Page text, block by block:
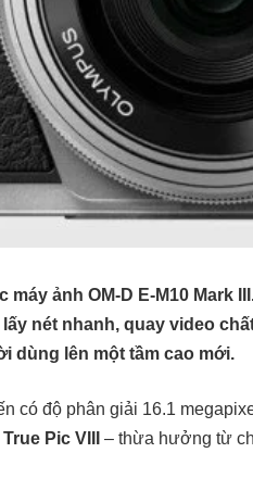
máy ảnh OM-D E-M10 Mark
nét nhanh, quay video
dùng lên một tầm cao mới.
có độ phân giải 16.1
True Pic VIII – thừa hưởng từ